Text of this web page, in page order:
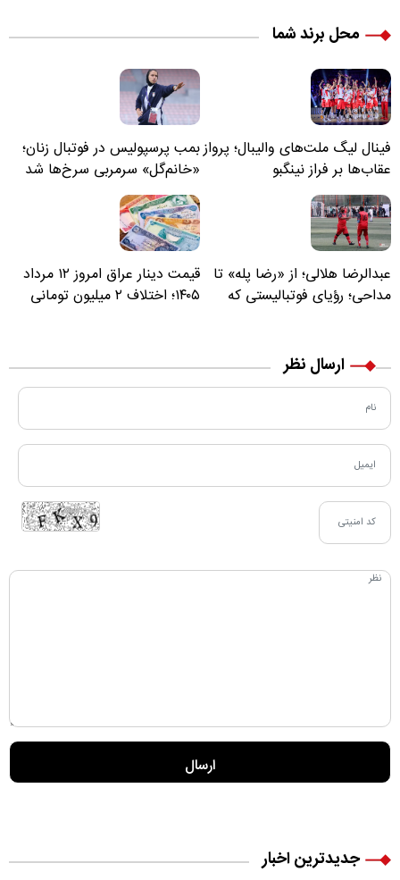
محل برند شما
فینال لیگ ملت‌های والیبال؛ پرواز
عقاب‌ها بر فراز نینگبو
بمب پرسپولیس در فوتبال زنان؛
«خانم‌گل» سرمربی سرخ‌ها شد
عبدالرضا هلالی؛ از «رضا پله» تا
مداحی؛ رؤیای فوتبالیستی که
قیمت دینار عراق امروز ۱۲ مرداد
۱۴۰۵؛ اختلاف ۲ میلیون تومانی
ارسال نظر
جدیدترین اخبار